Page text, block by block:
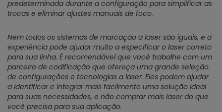
predeterminada durante a configuração para simplificar as
trocas e eliminar ajustes manuais de foco.
Nem todos os sistemas de marcação a laser são iguais, e a
experiência pode ajudar muito a especificar o laser correto
para sua linha. É recomendável que você trabalhe com um
parceiro de codificação que ofereça uma grande seleção
de configurações e tecnologias a laser. Eles podem ajudar
a identificar e integrar mais facilmente uma solução ideal
para suas necessidades, e não comprar mais laser do que
você precisa para sua aplicação.